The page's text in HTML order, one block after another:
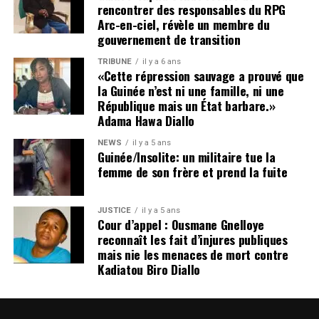
colis ?
Partant d’un constat réel issu de leurs propres
expériences, les responsables deColis4Youne se sont
pas contentés de simplement vous développer une
application de mise en relation. Mieux encore, grâce à
une bonne maîtrise des nouvelles technologies
informatiques et une meilleure identification des
besoins des usagers, ils ont joint l’utile à l’agréable en
vous créant une des applications les plus complètes, les
plus accessibles et les plus sécurisées du moment sur le
marché. L’accès est gratuit et ils ont intégré des
fonctionnalités non des moindres vous permettant
entre autres de :
Réserverà tout moment des places pour la
livraison de vos colis. Ce qui est nécessaire en cas
limitées.
rencontrer des responsables du RPG
Arc-en-ciel, révèle un membre du
gouvernement de transition
TRIBUNE il y a 6 ans
«Cette répression sauvage a prouvé que
la Guinée n’est ni une famille, ni une
République mais un État barbare.»
Adama Hawa Diallo
NEWS il y a 5 ans
Guinée/Insolite: un militaire tue la
femme de son frère et prend la fuite
JUSTICE il y a 5 ans
Cour d’appel : Ousmane Gnelloye
reconnaît les fait d’injures publiques
mais nie les menaces de mort contre
Kadiatou Biro Diallo